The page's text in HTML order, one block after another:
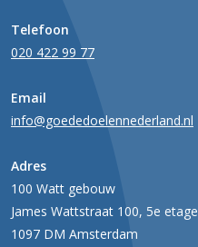
Telefoon
020 422 99 77
Email
info@goededoelennederland.nl
Adres
100 Watt gebouw
James Wattstraat 100, 5e etage
1097 DM Amsterdam